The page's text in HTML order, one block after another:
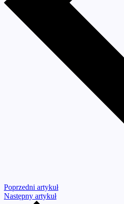
Poprzedni artykuł
Następny artykuł